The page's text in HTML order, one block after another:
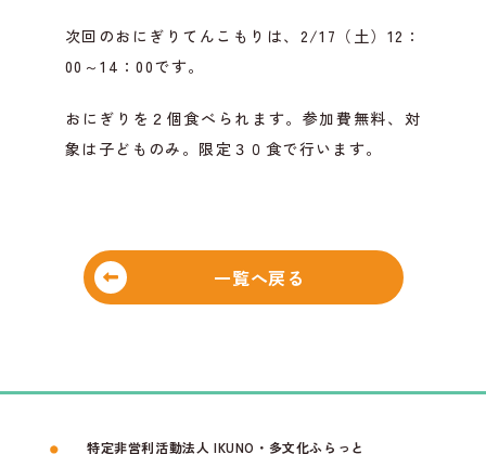
次回のおにぎりてんこもりは、2/17（土）12：
00～14：00です。
おにぎりを２個食べられます。参加費無料、対
象は子どものみ。限定３０食で行います。
一覧へ戻る
特定非営利活動法人 IKUNO・多文化ふらっと